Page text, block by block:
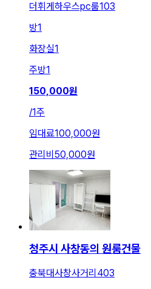
더휘게하우스pc룸103
방1
화장실1
주방1
150,000원
/1주
임대료100,000원
관리비 50,000원
청주시 사창동의 원룸건물
충북대사창사거리403